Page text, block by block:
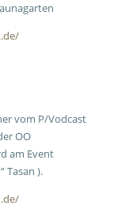
vom P/Vodcast
OO
am Event
Tasan ).